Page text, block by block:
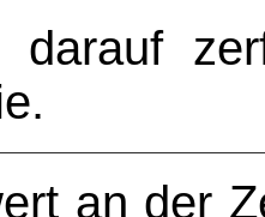
an der